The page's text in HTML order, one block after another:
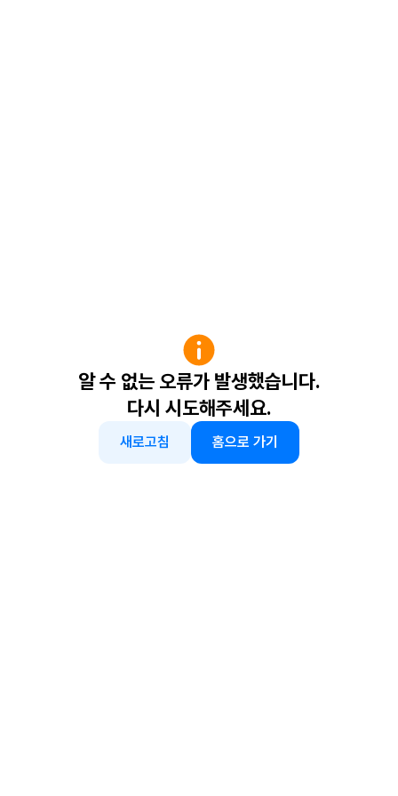
알 수 없는 오류가 발생했습니다.
다시 시도해주세요.
새로고침 홈으로 가기